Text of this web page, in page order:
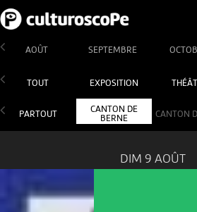
AOÛT SEPTEMBRE
TOUT EXPOSITION
PARTOUT
CANTON DE
BERNE
CANTON
DIM 9 AOÛT